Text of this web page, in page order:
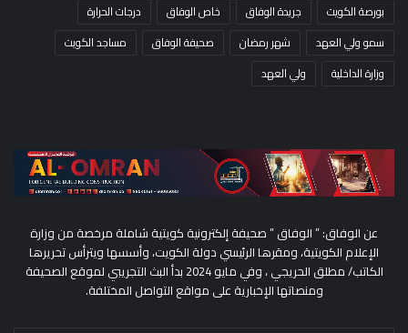
بورصة الكويت
جريدة الوفاق خاص الوفاق
درجات الحرارة
سمو ولي العهد
شهر رمضان صحيفة الوفاق
مساجد الكويت
وزارة الداخلية
ولي العهد
عن الوفاق: ” الوفاق ” صحيفة إلكترونية كويتية شاملة مرخصة من وزارة
الإعلام الكويتية، ومقرها الرئيسي دولة الكويت، وأسسها ويترأس تحريرها
الكاتب/ مطلق الحريجي ، وفي مايو 2024 بدأ البث التجريبي لموقع الصحيفة
ومنصاتها الإخبارية على مواقع التواصل المختلفة.